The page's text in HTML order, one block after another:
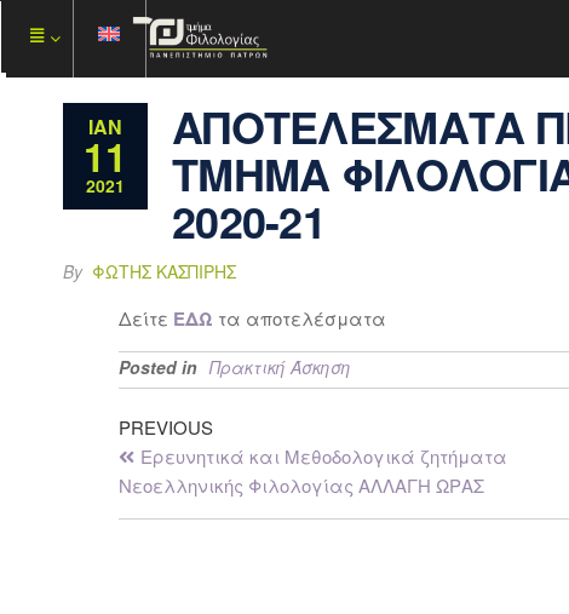
ΙΑΝ
11
2021
ΑΠΟΤΕΛΕΣΜΑΤΑ
ΤΜΗΜΑ
2020-21
By ΦΏΤΗΣ ΚΑΣΠΊΡΗΣ
Δείτε ΕΔΩ τα αποτελέσματα
Posted in Πρακτική Άσκηση
PREVIOUS
Ερευνητικά και Μεθοδολογικά ζητήματα
Νεοελληνικής Φιλολογίας ΑΛΛΑΓΗ ΩΡΑΣ